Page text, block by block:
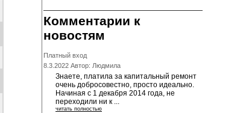
Комментарии к
новостям
Платный вход
8.3.2022 Автор: Людмила
Знаете, платила за капитальный ремонт
очень добросовестно, просто идеально.
Начиная с 1 декабря 2014 года, не
переходили ни к ...
читать полностью